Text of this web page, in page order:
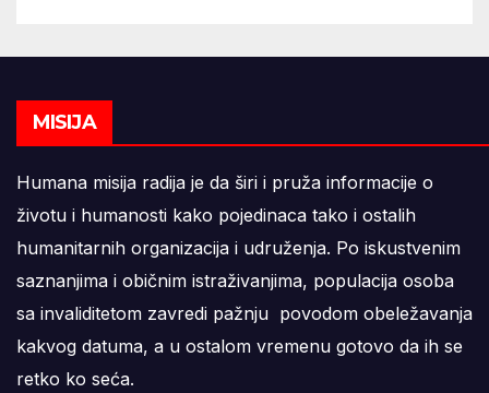
MISIJA
Humana misija radija je da širi i pruža informacije o
životu i humanosti kako pojedinaca tako i ostalih
humanitarnih organizacija i udruženja. Po iskustvenim
saznanjima i običnim istraživanjima, populacija osoba
sa invaliditetom zavredi pažnju povodom obeležavanja
kakvog datuma, a u ostalom vremenu gotovo da ih se
retko ko seća.